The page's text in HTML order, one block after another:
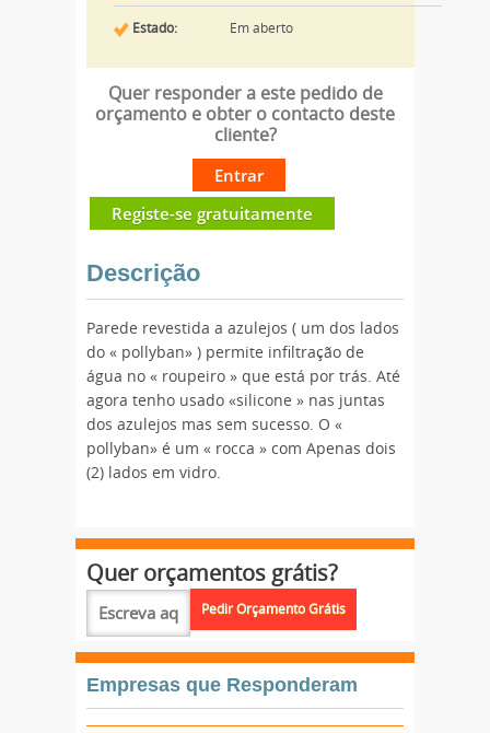
Estado: Em aberto
Quer responder a este pedido de
orçamento e obter o contacto deste
cliente?
Entrar
Registe-se gratuitamente
Descrição
Parede revestida a azulejos ( um dos lados
do « pollyban» ) permite infiltração de
água no « roupeiro » que está por trás. Até
agora tenho usado «silicone » nas juntas
dos azulejos mas sem sucesso. O «
pollyban» é um « rocca » com Apenas dois
(2) lados em vidro.
Quer orçamentos grátis?
Empresas que Responderam